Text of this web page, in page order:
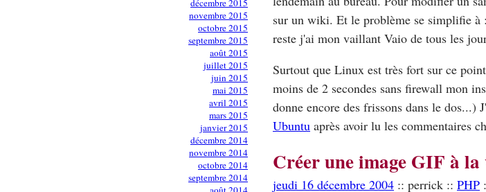
décembre 2015
novembre 2015
octobre 2015
septembre 2015
août 2015
juillet 2015
juin 2015
mai 2015
avril 2015
mars 2015
janvier 2015
décembre 2014
novembre 2014
octobre 2014
septembre 2014
sur un wiki. Et le problème se simplifie à :
reste j'ai mon vaillant Vaio de tous les
Surtout que Linux est très fort sur ce
moins de 2 secondes sans firewall mon
donne encore des frissons dans le dos...)
Ubuntu après avoir lu les commentaires
Créer une image GIF à la
jeudi 16 décembre 2004 :: perrick :: PHP